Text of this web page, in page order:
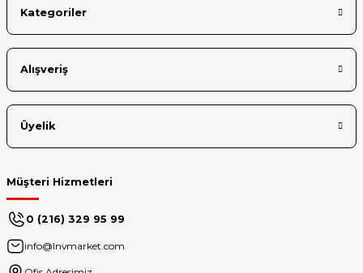
Kategoriler
Alışveriş
Üyelik
Müşteri Hizmetleri
0 (216) 329 95 99
info@lnvmarket.com